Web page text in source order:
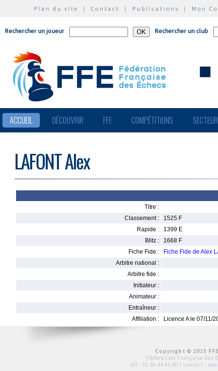
Plan du site | Contact | Publications | Mon
Rechercher un joueur Rechercher un club
ACCUEIL DÉCOUVRIR FFE COMPÉTITIONS
LAFONT Alex
Titre :
Classement :
1525 F
Rapide :
1399 E
Blitz :
1668 F
Fiche Fide :
Fiche Fide de Alex
Arbitre national :
Arbitre fide :
Initiateur :
Animateur :
Entraîneur :
Affiliation :
Licence A le 07/11/
Copyright © 2015
Fédération Française des
tél : 01 39 44 65 80 | contact :